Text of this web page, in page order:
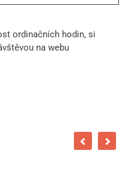
ordinačních hodin, si
na webu